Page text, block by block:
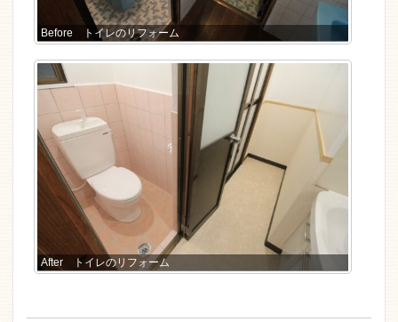
Before トイレのリフォーム
After トイレのリフォーム